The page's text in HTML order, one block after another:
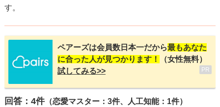
す。
ペアーズは会員数日本一だから最もあなた
に合った人が見つかります！
（女性無料）
試してみる>>
PR
回答： 4件（恋愛マスター：3件、人工知能：1件）